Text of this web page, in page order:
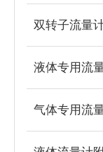
双转子流量
液体专用流
气体专用流